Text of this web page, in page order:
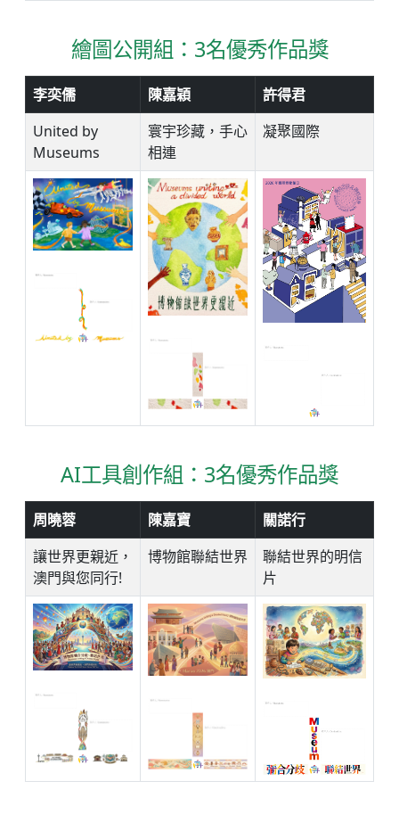
繪圖公開組：3名優秀作品獎
李奕儒 陳嘉穎
許得君
United by
Museums
寰宇珍藏，手心
相連
凝聚國際
AI工具創作組：3名優秀作品獎
周曉蓉 陳嘉寶
關諾行
讓世界更親近，
澳門與您同行!
博物館聯結世界
聯結世界的明信
片